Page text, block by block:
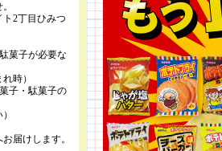
2丁目ひみつ
菓子が必要な
時）
子・駄菓子の
届けします。